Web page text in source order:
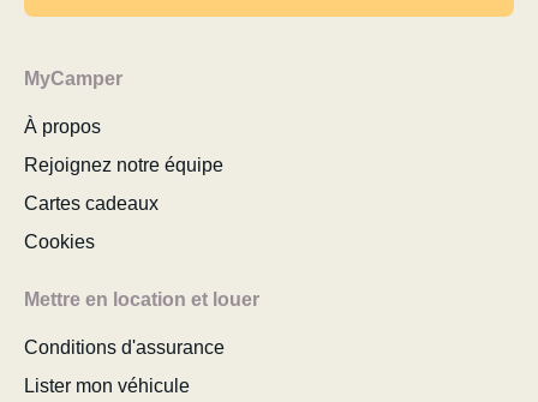
MyCamper
À propos
Rejoignez notre équipe
Cartes cadeaux
Cookies
Mettre en location et louer
Conditions d'assurance
Lister mon véhicule